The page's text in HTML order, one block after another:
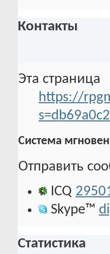
Контакты
Эта страница
https://
Система
Отправить
ICQ
Skype™
Статистика